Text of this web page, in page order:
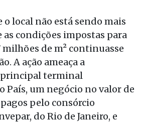
o local não está sendo mais
as condições impostas para
milhões de m² continuasse
A ação ameaça a
terminal
País, um negócio no valor de
pelo consórcio
do Rio de Janeiro, e